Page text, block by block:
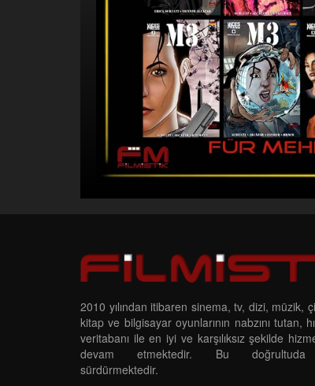
2010 yılından itibaren sinema, tv, dizi, müzik,
kitap ve bilgisayar oyunlarının nabzını tutan,
veritabanı ile en iyi ve karşılıksız şekilde
devam etmektedir. Bu doğrultuda
sürdürmektedir.